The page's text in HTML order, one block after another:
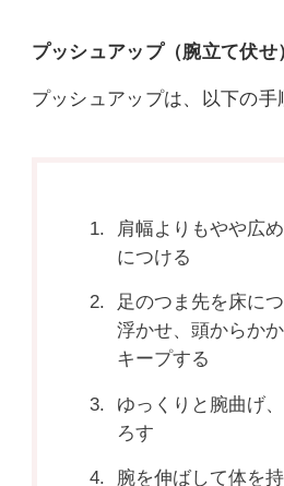
プッシュアップ（腕立て伏せ
プッシュアップは、以下の手
肩幅よりもやや広
につける
足のつま先を床に
浮かせ、頭からか
キープする
ゆっくりと腕曲げ
ろす
腕を伸ばして体を